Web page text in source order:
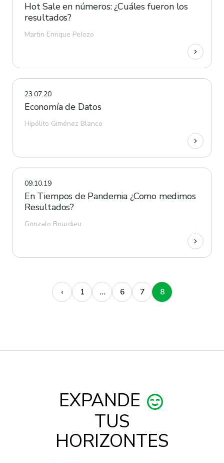
Hot Sale en números: ¿Cuáles fueron los
resultados?
Martin Enrique Pelozo
23.07.20
Economía de Datos
Hipólito Giménez Blanco
09.10.19
En Tiempos de Pandemia ¿Como medimos
Resultados?
Gonzalo Bourdieu
‹ 1 … 6 7 8
EXPANDE
TUS
HORIZONTES